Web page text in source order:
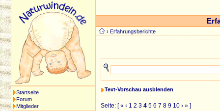
Startseite
Forum
Mitglieder
›Erfahrungsberichte
Text-Vorschau ausblenden
Seite: [« ‹ 1 2 3 4 5 6 7 8 9 10 › » ]